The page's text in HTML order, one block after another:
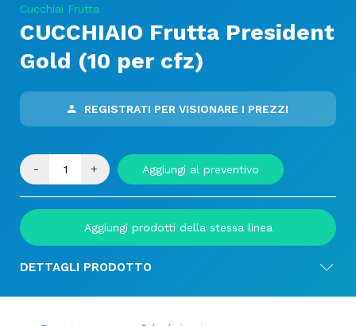
Cucchiai Frutta
CUCCHIAIO Frutta President
Gold (10 per cfz)
REGISTRATI PER VISIONARE I PREZZI
- + Aggiungi al preventivo
Aggiungi prodotti della stessa linea
DETTAGLI PRODOTTO